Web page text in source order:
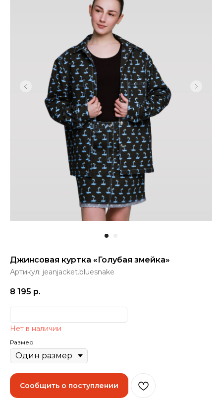
Джинсовая куртка «‎Голубая змейка»‎
Артикул: jeanjacket.bluesnake
8 195 р.
Нет в наличии
Размер
Сообщить о поступлении